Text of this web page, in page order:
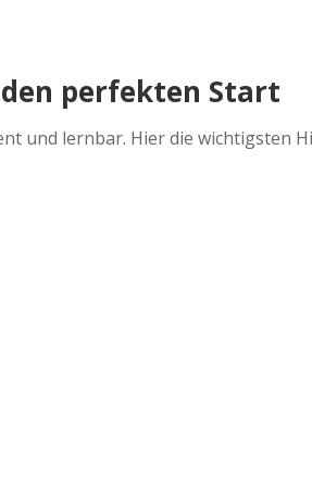
perfekten Start
und lernbar. Hier die wichtigsten